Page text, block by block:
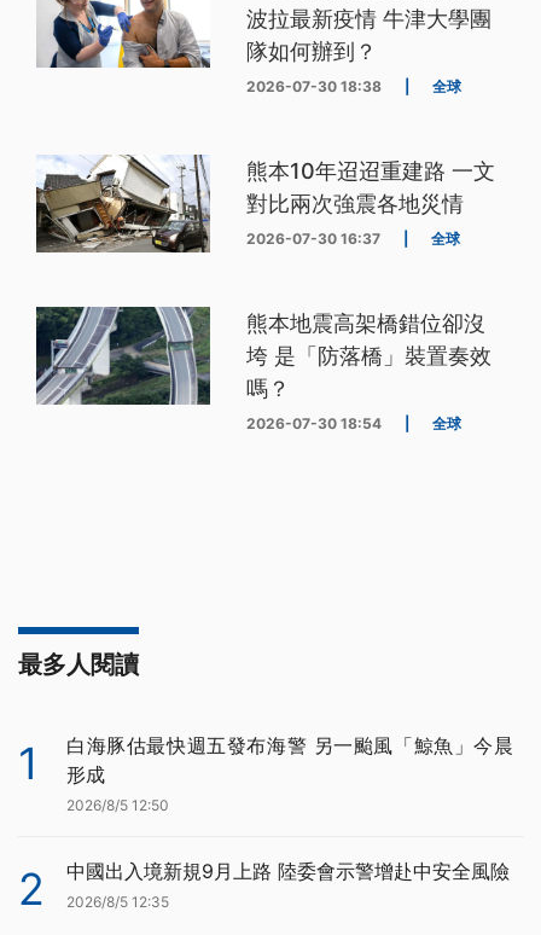
波拉最新疫情 牛津大學團
隊如何辦到？
2026-07-30 18:38 全球
熊本10年迢迢重建路 一文
對比兩次強震各地災情
2026-07-30 16:37 全球
熊本地震高架橋錯位卻沒
垮 是「防落橋」裝置奏效
嗎？
2026-07-30 18:54 全球
最多人閱讀
1
白海豚估最快週五發布海警 另一颱風「鯨魚」今晨
形成
2026/8/5 12:50
2 中國出入境新規9月上路 陸委會示警增赴中安全風險
2026/8/5 12:35